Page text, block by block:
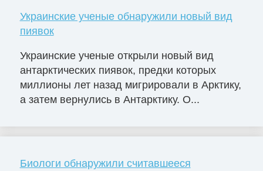
Украинские ученые обнаружили новый вид
пиявок
Украинские ученые открыли новый вид
антарктических пиявок, предки которых
миллионы лет назад мигрировали в Арктику,
а затем вернулись в Антарктику. О...
Биологи обнаружили считавшееся